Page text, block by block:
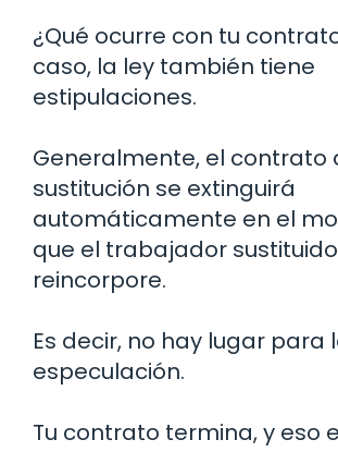
¿Qué ocurre con tu
caso, la ley también tiene
estipulaciones.
Generalmente, el contrato
sustitución se extinguirá
automáticamente en el
que el trabajador
reincorpore.
Es decir, no hay lugar para
especulación.
Tu contrato termina, y eso